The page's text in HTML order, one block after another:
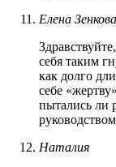
Елена Зенкова
себя таким
как долго
себе
пытались ли
Наталия